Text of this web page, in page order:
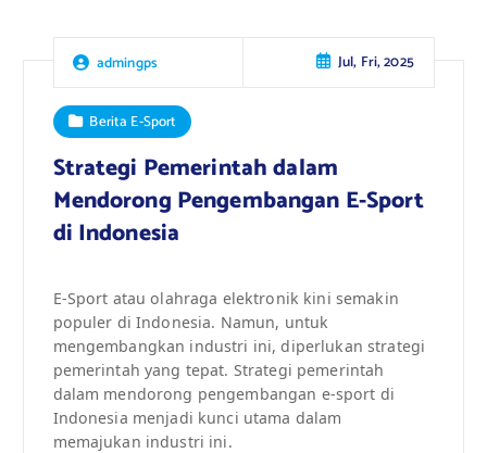
admingps Jul, Fri, 2025
Berita E-Sport
Strategi Pemerintah dalam
Mendorong Pengembangan E-Sport
di Indonesia
E-Sport atau olahraga elektronik kini semakin
populer di Indonesia. Namun, untuk
mengembangkan industri ini, diperlukan strategi
pemerintah yang tepat. Strategi pemerintah
dalam mendorong pengembangan e-sport di
Indonesia menjadi kunci utama dalam
memajukan industri ini.